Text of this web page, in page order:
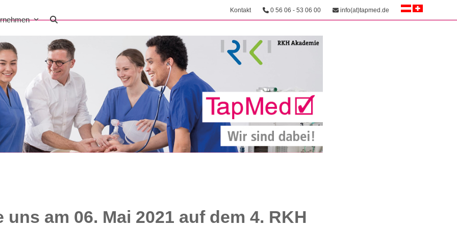
Kontakt 0 56 06 - 53 06 00 info(at)tapmed.de
uns am 06. Mai 2021 auf dem 4. RKH